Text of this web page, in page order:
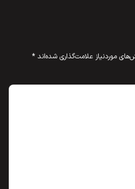
موردنیاز علامت‌گذاری شده‌اند *